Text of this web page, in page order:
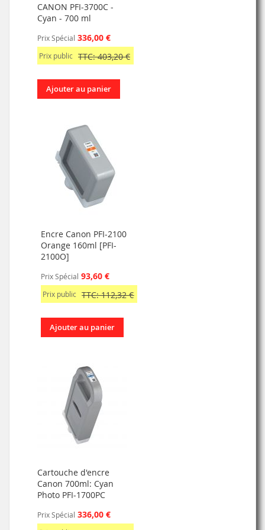
CANON PFI-3700C -
Cyan - 700 ml
Prix Spécial 336,00 €
Prix public TTC: 403,20 €
Ajouter au panier
Encre Canon PFI-2100
Orange 160ml [PFI-
2100O]
Prix Spécial 93,60 €
Prix public TTC: 112,32 €
Ajouter au panier
Cartouche d'encre
Canon 700ml: Cyan
Photo PFI-1700PC
Prix Spécial 336,00 €